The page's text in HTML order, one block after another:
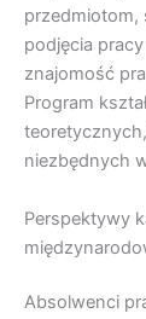
przedmiotom,
podjęcia
znajomość
Program
niezbędnych
Perspektywy
Absolwenci